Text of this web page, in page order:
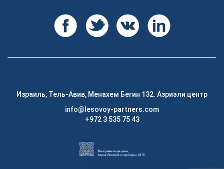
Израиль, Тель-Авив, Менахем Бегин 132. Азриэли центр
info@lesovoy-partners.com
+972 3 535 75 43